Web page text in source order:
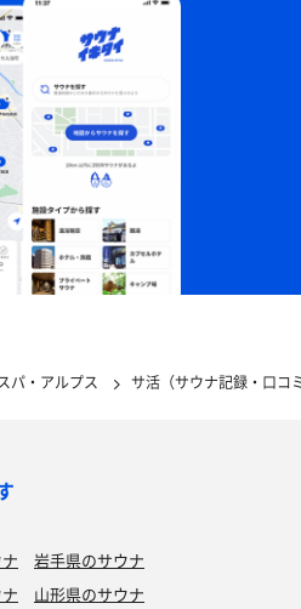
パ・アルプス サ活（サウナ記録・口コ
岩手県のサウナ
山形県のサウナ